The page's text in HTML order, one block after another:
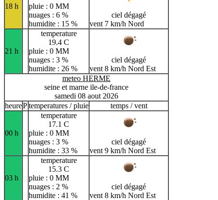
18 h
pluie : 0 MM
nuages : 6 %
humidite : 15 %
ciel dégagé
vent 7 km/h Nord
21 h
temperature
19.4 C
pluie : 0 MM
nuages : 3 %
humidite : 26 %
ciel dégagé
vent 8 km/h Nord Est
meteo HERME
seine et marne ile-de-france
samedi 08 aout 2026
heurePtemperatures / pluie temps / vent
00 h
temperature
17.1 C
pluie : 0 MM
nuages : 3 %
humidite : 33 %
ciel dégagé
vent 9 km/h Nord Est
03 h
temperature
15.3 C
pluie : 0 MM
nuages : 2 %
humidite : 41 %
ciel dégagé
vent 8 km/h Nord Est